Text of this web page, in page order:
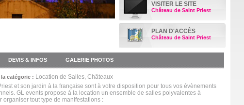
VISITER LE SITE
Château de Saint Priest
PLAN D'ACCÈS
Château de Saint Priest
DEVIS & INFOS GALERIE PHOTOS
catégorie : Location de Salles, Châteaux
et son jardin à la française sont à votre disposition pour tous vos évènements
GL events propose à la location un ensemble de salles polyvalentes à
organiser tout type de manifestations :